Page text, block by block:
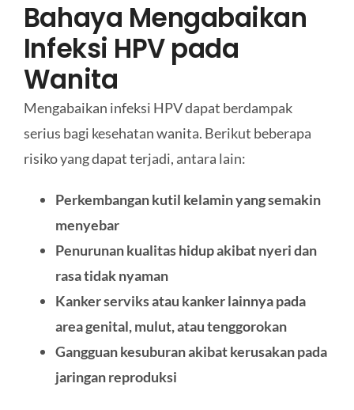
Bahaya Mengabaikan
Infeksi HPV pada
Wanita
Mengabaikan infeksi HPV dapat berdampak
serius bagi kesehatan wanita. Berikut beberapa
risiko yang dapat terjadi, antara lain:
Perkembangan kutil kelamin yang semakin
menyebar
Penurunan kualitas hidup akibat nyeri dan
rasa tidak nyaman
Kanker serviks atau kanker lainnya pada
area genital, mulut, atau tenggorokan
Gangguan kesuburan akibat kerusakan pada
jaringan reproduksi